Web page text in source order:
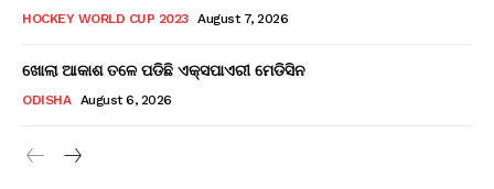
HOCKEY WORLD CUP 2023 August 7, 2026
ଖୋଲା ଆକାଶ ତଳେ ପଡିଛି ଏକ୍ସପାଏରୀ ମେଡିସିନ
ODISHA August 6, 2026